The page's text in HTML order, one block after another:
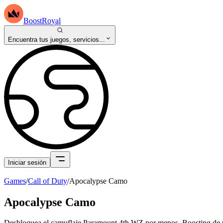
BoostRoyal
Encuentra tus juegos, servicios...
Iniciar sesión
Games/Call of Duty/Apocalypse Camo
Apocalypse Camo